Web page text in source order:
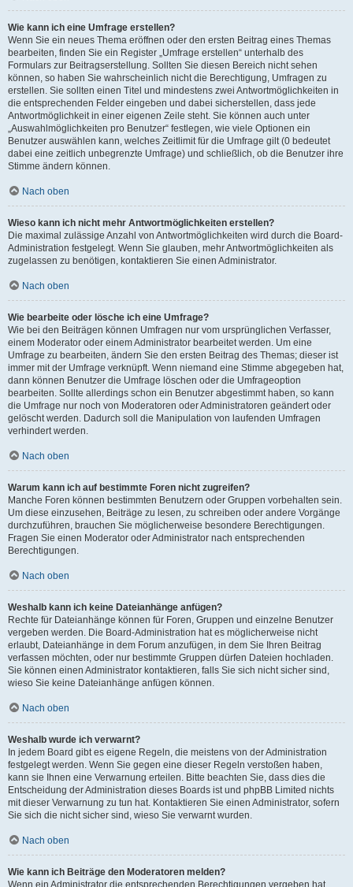
Wie kann ich eine Umfrage erstellen?
Wenn Sie ein neues Thema eröffnen oder den ersten Beitrag eines Themas
bearbeiten, finden Sie ein Register „Umfrage erstellen“ unterhalb des
Formulars zur Beitragserstellung. Sollten Sie diesen Bereich nicht sehen
können, so haben Sie wahrscheinlich nicht die Berechtigung, Umfragen zu
erstellen. Sie sollten einen Titel und mindestens zwei Antwortmöglichkeiten in
die entsprechenden Felder eingeben und dabei sicherstellen, dass jede
Antwortmöglichkeit in einer eigenen Zeile steht. Sie können auch unter
„Auswahlmöglichkeiten pro Benutzer“ festlegen, wie viele Optionen ein
Benutzer auswählen kann, welches Zeitlimit für die Umfrage gilt (0 bedeutet
dabei eine zeitlich unbegrenzte Umfrage) und schließlich, ob die Benutzer ihre
Stimme ändern können.
Nach oben
Wieso kann ich nicht mehr Antwortmöglichkeiten erstellen?
Die maximal zulässige Anzahl von Antwortmöglichkeiten wird durch die Board-
Administration festgelegt. Wenn Sie glauben, mehr Antwortmöglichkeiten als
zugelassen zu benötigen, kontaktieren Sie einen Administrator.
Nach oben
Wie bearbeite oder lösche ich eine Umfrage?
Wie bei den Beiträgen können Umfragen nur vom ursprünglichen Verfasser,
einem Moderator oder einem Administrator bearbeitet werden. Um eine
Umfrage zu bearbeiten, ändern Sie den ersten Beitrag des Themas; dieser ist
immer mit der Umfrage verknüpft. Wenn niemand eine Stimme abgegeben hat,
dann können Benutzer die Umfrage löschen oder die Umfrageoption
bearbeiten. Sollte allerdings schon ein Benutzer abgestimmt haben, so kann
die Umfrage nur noch von Moderatoren oder Administratoren geändert oder
gelöscht werden. Dadurch soll die Manipulation von laufenden Umfragen
verhindert werden.
Nach oben
Warum kann ich auf bestimmte Foren nicht zugreifen?
Manche Foren können bestimmten Benutzern oder Gruppen vorbehalten sein.
Um diese einzusehen, Beiträge zu lesen, zu schreiben oder andere Vorgänge
durchzuführen, brauchen Sie möglicherweise besondere Berechtigungen.
Fragen Sie einen Moderator oder Administrator nach entsprechenden
Berechtigungen.
Nach oben
Weshalb kann ich keine Dateianhänge anfügen?
Rechte für Dateianhänge können für Foren, Gruppen und einzelne Benutzer
vergeben werden. Die Board-Administration hat es möglicherweise nicht
erlaubt, Dateianhänge in dem Forum anzufügen, in dem Sie Ihren Beitrag
verfassen möchten, oder nur bestimmte Gruppen dürfen Dateien hochladen.
Sie können einen Administrator kontaktieren, falls Sie sich nicht sicher sind,
wieso Sie keine Dateianhänge anfügen können.
Nach oben
Weshalb wurde ich verwarnt?
In jedem Board gibt es eigene Regeln, die meistens von der Administration
festgelegt werden. Wenn Sie gegen eine dieser Regeln verstoßen haben,
kann sie Ihnen eine Verwarnung erteilen. Bitte beachten Sie, dass dies die
Entscheidung der Administration dieses Boards ist und phpBB Limited nichts
mit dieser Verwarnung zu tun hat. Kontaktieren Sie einen Administrator, sofern
Sie sich die nicht sicher sind, wieso Sie verwarnt wurden.
Nach oben
Wie kann ich Beiträge den Moderatoren melden?
Wenn ein Administrator die entsprechenden Berechtigungen vergeben hat,